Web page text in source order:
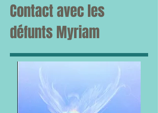
Contact avec les
défunts Myriam